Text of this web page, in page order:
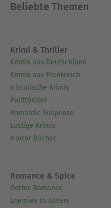
eine inoffizielle Chronik
Beliebte Themen
Krimi & Thriller
Krimis aus Deutschland
Krimis aus Frankreich
Historische Krimis
Politthriller
Romantic Suspense
Lustige Krimis
Horror Bücher
Romance & Spice
Gothic Romance
Enemies to Lovers